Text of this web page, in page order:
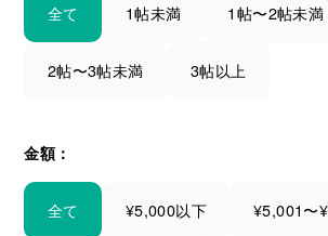
全て 1帖未満 1帖〜2帖未満
2帖〜3帖未満 3帖以上
金額：
全て ¥5,000以下 ¥5,001〜